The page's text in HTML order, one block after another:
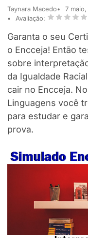
Taynara Macedo 7 maio,
Avaliação:
Garanta o seu
o Encceja! Então
sobre
da Igualdade
cair no Encceja.
Linguagens você
para estudar e
prova.